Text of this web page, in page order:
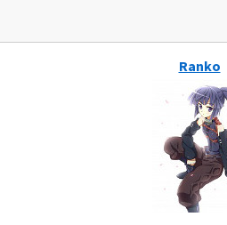
Ranko